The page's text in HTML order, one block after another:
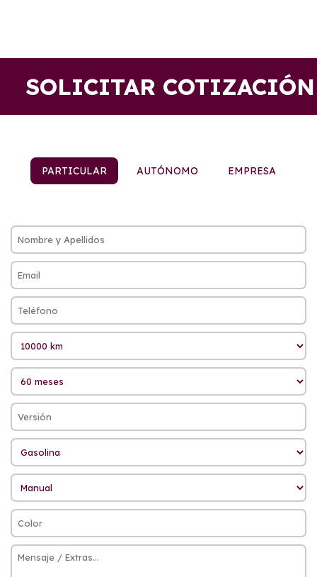
SOLICITAR COTIZACIÓN
PARTICULAR AUTÓNOMO EMPRESA